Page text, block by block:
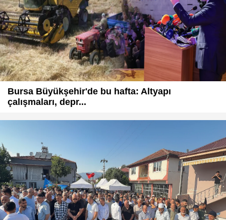
Bursa Büyükşehir'de bu hafta: Altyapı
çalışmaları, depr...